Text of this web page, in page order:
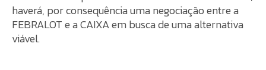
haverá, por consequência uma negociação entre a
FEBRALOT e a CAIXA em busca de uma alternativa
viável.